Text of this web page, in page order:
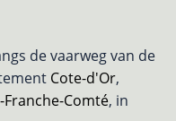
de vaarweg van de
Cote-d'Or,
Comté, in